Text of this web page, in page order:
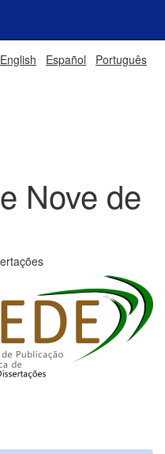
English Español Português
Nove de